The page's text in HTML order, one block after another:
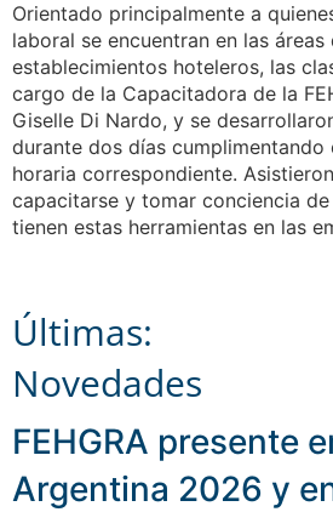
Orientado principalmente a
laboral se encuentran en las
establecimientos hoteleros, las
cargo de la Capacitadora de la
Giselle Di Nardo, y se
durante dos días
horaria correspondiente.
capacitarse y tomar conciencia
tienen estas herramientas en las
Últimas:
Novedades
FEHGRA presente
Argentina 2026 y